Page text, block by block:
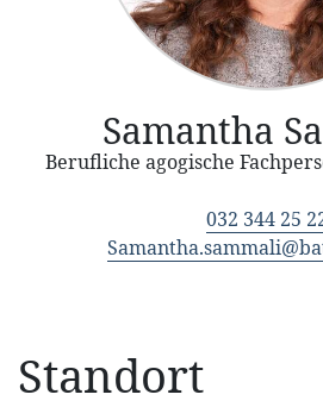
Samantha
Berufliche agogische
032 344 25
Standort